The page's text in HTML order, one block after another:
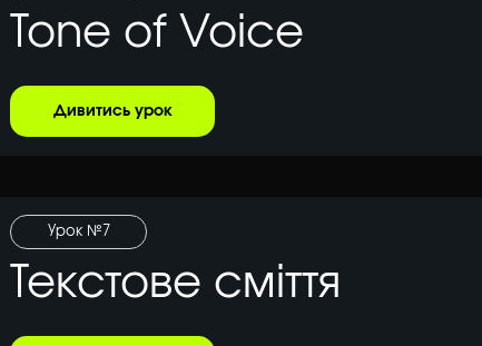
Tone of Voice
Дивитись урок
Текстове сміття
Урок №7